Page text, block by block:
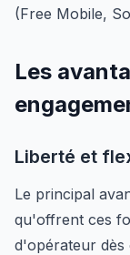
(Free Mobile,
Les
Liberté et
Le principal
qu'offrent ces
d'opérateur